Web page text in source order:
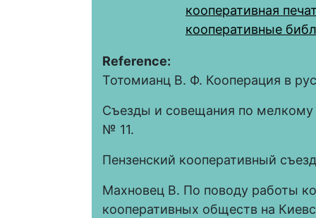
кооперативная
кооперативные
Reference:
Тотомианц В. Ф. Кооперация в
Съезды и совещания по мелкому
№ 11.
Пензенский кооперативный
Махновец В. По поводу работы
кооперативных обществ на